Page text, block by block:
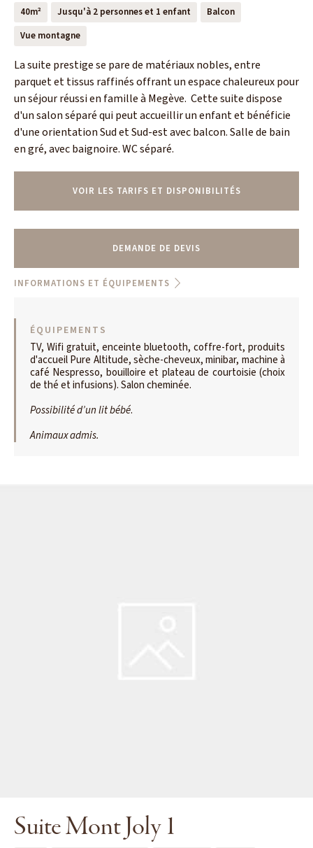
40m² Jusqu'à 2 personnes et 1 enfant
Balcon
Vue montagne
La suite prestige se pare de matériaux nobles, entre
parquet et tissus raffinés offrant un espace chaleureux pour
un séjour réussi en famille à Megève. Cette suite dispose
d'un salon séparé qui peut accueillir un enfant et bénéficie
d'une orientation Sud et Sud-est avec balcon. Salle de bain
en gré, avec baignoire. WC séparé.
VOIR LES TARIFS ET DISPONIBILITÉS
DEMANDE DE DEVIS
INFORMATIONS ET ÉQUIPEMENTS
ÉQUIPEMENTS
TV, Wifi gratuit, enceinte bluetooth, coffre-fort, produits
d'accueil Pure Altitude, sèche-cheveux, minibar, machine à
café Nespresso, bouilloire et plateau de courtoisie (choix
de thé et infusions). Salon cheminée.
Possibilité d’un lit bébé.
Animaux admis.
Suite Mont Joly 1